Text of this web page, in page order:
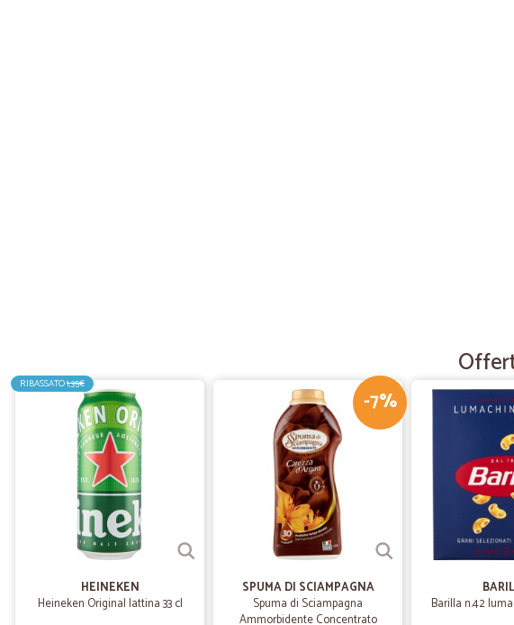
RIBASSATO1,35€
HEINEKEN
Heineken Original lattina 33 cl
-7%
SPUMA DI SCIAMPAGNA
Spuma di Sciampagna
Ammorbidente Concentrato
Barilla n.42